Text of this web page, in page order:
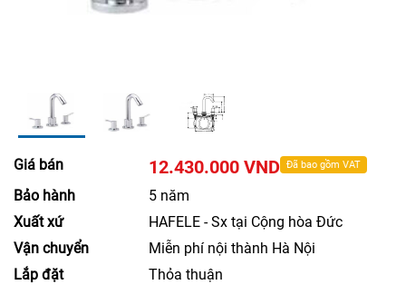
Giá bán 12.430.000 VND Đã bao gồm VAT
Bảo hành
5 năm
Xuất xứ
HAFELE - Sx tại Cộng hòa Đức
Vận chuyển
Miễn phí nội thành Hà Nội
Lắp đặt
Thỏa thuận